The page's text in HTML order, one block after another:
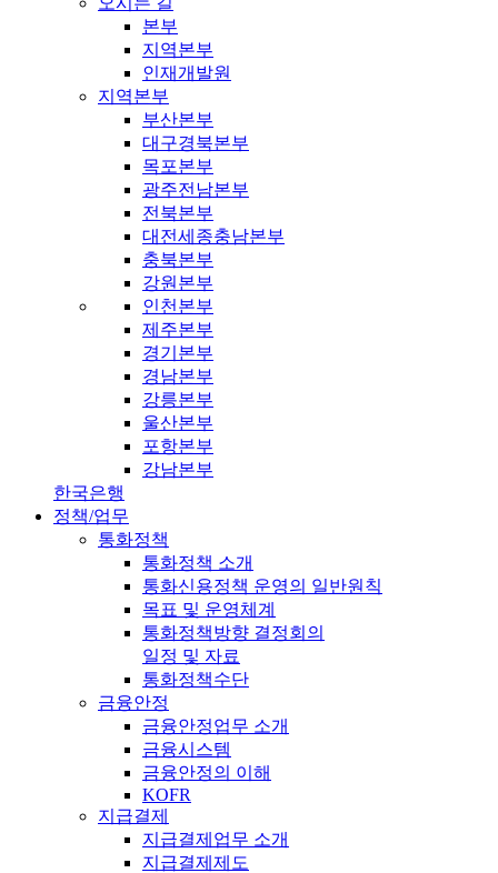
본부
지역본부
인재개발원
지역본부
부산본부
대구경북본부
목포본부
광주전남본부
전북본부
대전세종충남본부
충북본부
강원본부
인천본부
제주본부
경기본부
경남본부
강릉본부
울산본부
포항본부
강남본부
한국은행
정책/업무
통화정책
통화정책 소개
통화신용정책 운영의 일반원칙
목표 및 운영체계
통화정책방향 결정회의
일정 및 자료
통화정책수단
금융안정
금융안정업무 소개
금융시스템
금융안정의 이해
KOFR
지급결제
지급결제업무 소개
지급결제제도